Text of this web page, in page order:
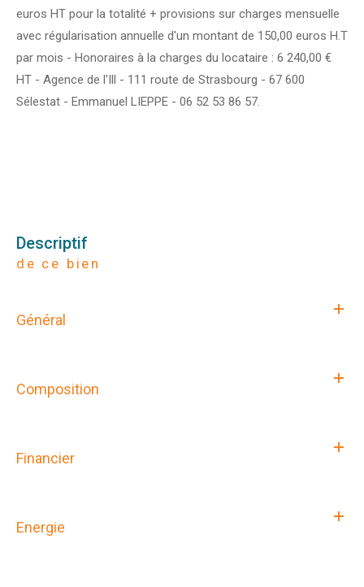
euros HT pour la totalité + provisions sur charges mensuelle
avec régularisation annuelle d'un montant de 150,00 euros H.T
par mois - Honoraires à la charges du locataire : 6 240,00 €
HT - Agence de l'Ill - 111 route de Strasbourg - 67 600
Sélestat - Emmanuel LIEPPE - 06 52 53 86 57.
descriptif
de ce bien
Général
Composition
Financier
Energie